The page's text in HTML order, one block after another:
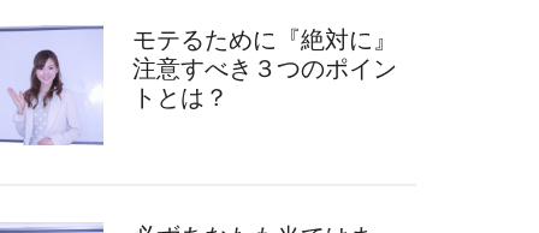
モテるために『絶対に』
注意すべき３つのポイン
トとは？